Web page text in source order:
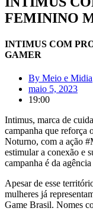
FEMININO
INTIMUS COM
GAMER
By Meio e Midia
maio 5, 2023
19:00
Intimus, marca de
campanha que reforça
Noturno, com a ação
estimular a conexão e
campanha é da
Apesar de esse
mulheres já
Game Brasil. Nomes